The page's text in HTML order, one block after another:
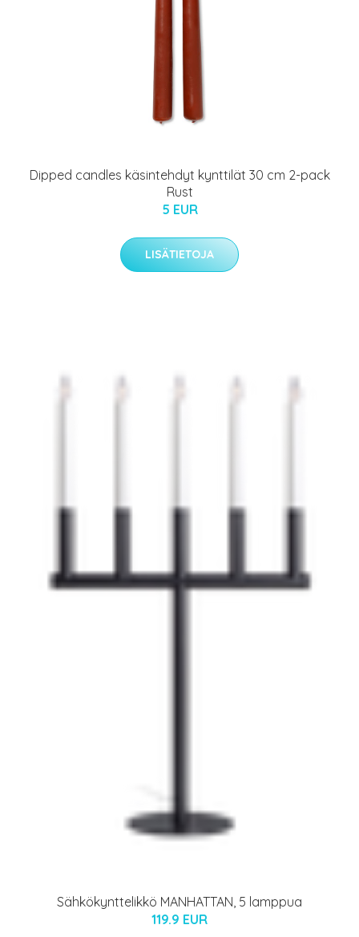
Dipped candles käsintehdyt kynttilät 30 cm 2-pack
Rust
5 EUR
LISÄTIETOJA
Sähkökynttelikkö MANHATTAN, 5 lamppua
119.9 EUR